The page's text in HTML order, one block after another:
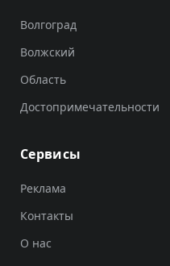
Волгоград
Волжский
Область
Достопримечательности
Сервисы
Реклама
Контакты
О нас